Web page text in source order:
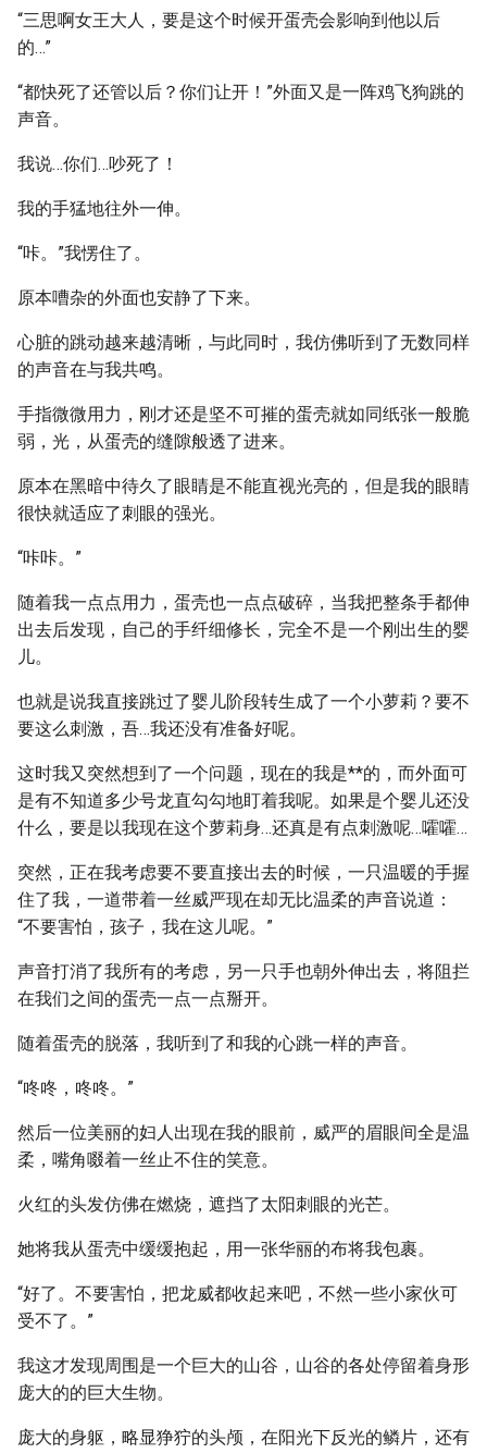
“三思啊女王大人，要是这个时候开蛋壳会影响到他以后
的…”
“都快死了还管以后？你们让开！”外面又是一阵鸡飞狗跳的
声音。
我说…你们…吵死了！
我的手猛地往外一伸。
“咔。”我愣住了。
原本嘈杂的外面也安静了下来。
心脏的跳动越来越清晰，与此同时，我仿佛听到了无数同样
的声音在与我共鸣。
手指微微用力，刚才还是坚不可摧的蛋壳就如同纸张一般脆
弱，光，从蛋壳的缝隙般透了进来。
原本在黑暗中待久了眼睛是不能直视光亮的，但是我的眼睛
很快就适应了刺眼的强光。
“咔咔。”
随着我一点点用力，蛋壳也一点点破碎，当我把整条手都伸
出去后发现，自己的手纤细修长，完全不是一个刚出生的婴
儿。
也就是说我直接跳过了婴儿阶段转生成了一个小萝莉？要不
要这么刺激，吾…我还没有准备好呢。
这时我又突然想到了一个问题，现在的我是**的，而外面可
是有不知道多少号龙直勾勾地盯着我呢。如果是个婴儿还没
什么，要是以我现在这个萝莉身…还真是有点刺激呢…嚯嚯…
突然，正在我考虑要不要直接出去的时候，一只温暖的手握
住了我，一道带着一丝威严现在却无比温柔的声音说道：
“不要害怕，孩子，我在这儿呢。”
声音打消了我所有的考虑，另一只手也朝外伸出去，将阻拦
在我们之间的蛋壳一点一点掰开。
随着蛋壳的脱落，我听到了和我的心跳一样的声音。
“咚咚，咚咚。”
然后一位美丽的妇人出现在我的眼前，威严的眉眼间全是温
柔，嘴角啜着一丝止不住的笑意。
火红的头发仿佛在燃烧，遮挡了太阳刺眼的光芒。
她将我从蛋壳中缓缓抱起，用一张华丽的布将我包裹。
“好了。不要害怕，把龙威都收起来吧，不然一些小家伙可
受不了。”
我这才发现周围是一个巨大的山谷，山谷的各处停留着身形
庞大的的巨大生物。
庞大的身躯，略显狰狞的头颅，在阳光下反光的鳞片，还有